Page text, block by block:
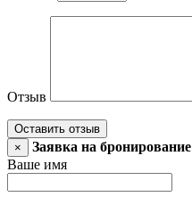
Отзыв
Оставить отзыв
×
Заявка на бронирование
Ваше имя